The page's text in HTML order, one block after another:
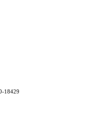
18429